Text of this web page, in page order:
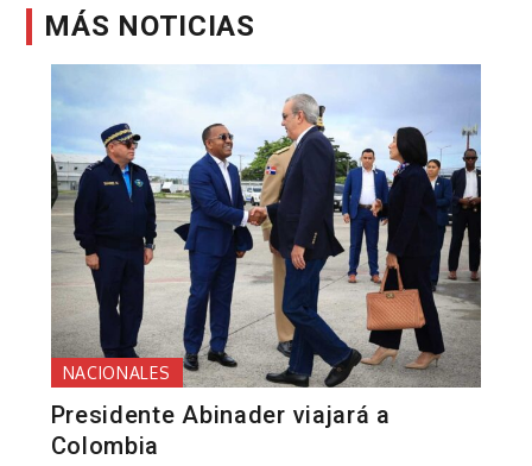
MÁS NOTICIAS
NACIONALES
Presidente Abinader viajará a
Colombia